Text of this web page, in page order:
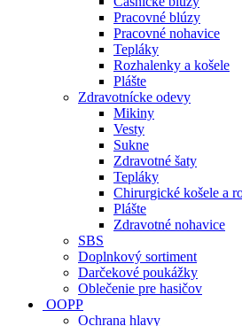
Pracovné blúzy
Pracovné nohavice
Tepláky
Rozhalenky a košele
Plášte
Zdravotnícke odevy
Mikiny
Vesty
Sukne
Zdravotné šaty
Tepláky
Chirurgické košele a
Plášte
Zdravotné nohavice
SBS
Doplnkový sortiment
Darčekové poukážky
Oblečenie pre hasičov
OOPP
Ochrana hlavy